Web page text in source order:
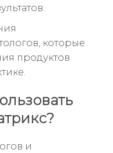
которые
продуктов
и